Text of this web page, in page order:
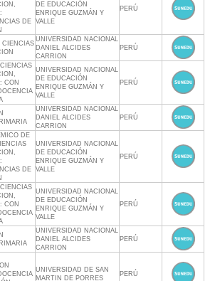
DE
DE EDUCACIÓN
ENRIQUE GUZMÁN Y
VALLE
PERÚ
CIENCIAS
UNIVERSIDAD NACIONAL
DANIEL ALCIDES
CARRION
PERÚ
CON
UNIVERSIDAD NACIONAL
DE EDUCACIÓN
ENRIQUE GUZMÁN Y
VALLE
PERÚ
UNIVERSIDAD NACIONAL
DANIEL ALCIDES
CARRION
PERÚ
DE
DE
UNIVERSIDAD NACIONAL
DE EDUCACIÓN
ENRIQUE GUZMÁN Y
VALLE
PERÚ
CON
UNIVERSIDAD NACIONAL
DE EDUCACIÓN
ENRIQUE GUZMÁN Y
VALLE
PERÚ
UNIVERSIDAD NACIONAL
DANIEL ALCIDES
CARRION
PERÚ
UNIVERSIDAD DE SAN
MARTIN DE PORRES
PERÚ